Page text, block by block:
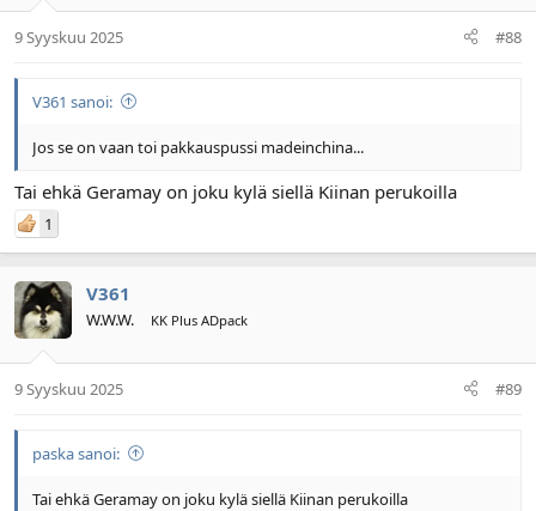
9 Syyskuu 2025 #88
V361 sanoi:
Jos se on vaan toi pakkauspussi madeinchina...
Tai ehkä Geramay on joku kylä siellä Kiinan perukoilla
1
V361
W.W.W. KK Plus ADpack
9 Syyskuu 2025 #89
paska sanoi:
Tai ehkä Geramay on joku kylä siellä Kiinan perukoilla